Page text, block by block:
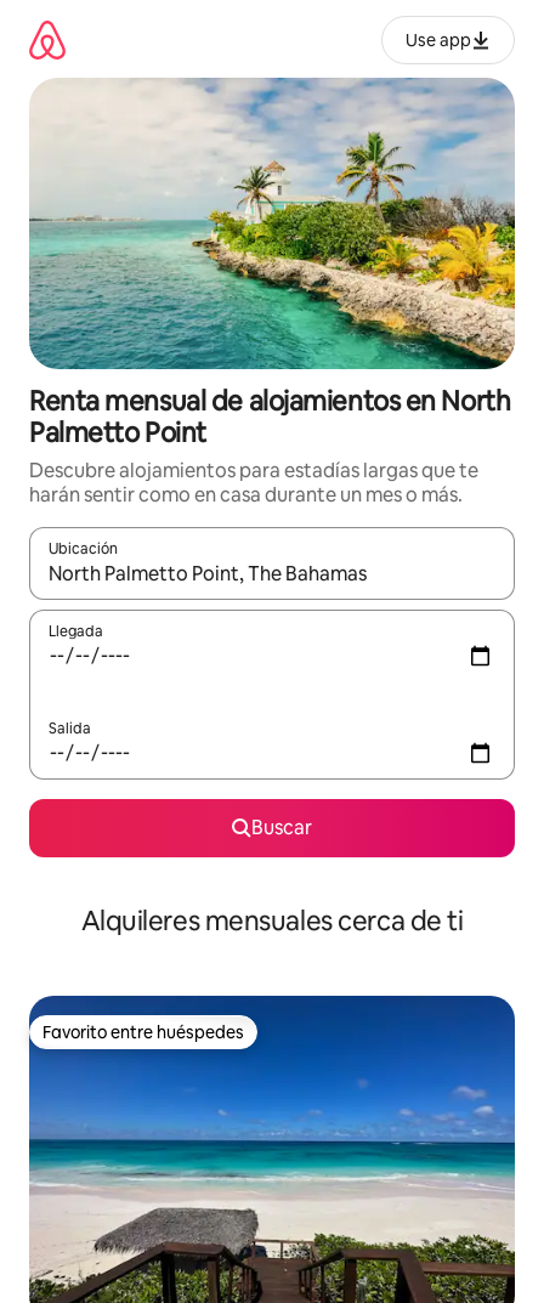
contenido
Use app
Renta mensual de alojamientos en North
Palmetto Point
Descubre alojamientos para estadías largas que te
harán sentir como en casa durante un mes o más.
Ubicación
Cuando los resultados estén disponibles, navega con las
Llegada
Salida
Buscar
Alquileres mensuales cerca de ti
Favorito entre huéspedes
Favorito entre huéspedes